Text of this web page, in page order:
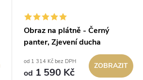
Obraz na plátně - Černý
panter, Zjevení ducha
džungle, černo-zlatý Makro
portrét, Králové divočiny
od 1 314 Kč bez DPH
od 1 590 Kč
ZOBRAZIT